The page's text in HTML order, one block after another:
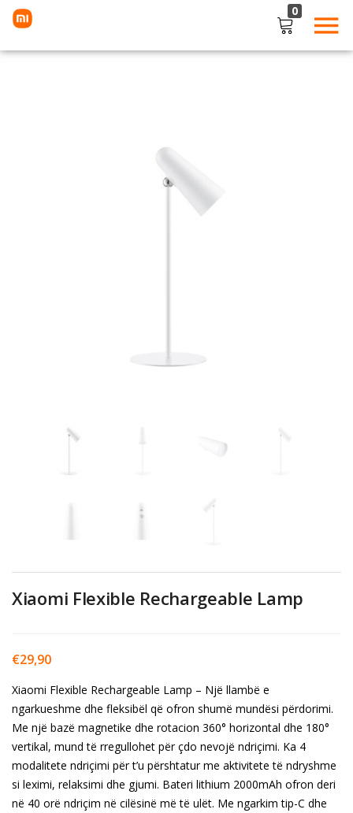
0
Xiaomi Flexible Rechargeable Lamp
€29,90
Xiaomi Flexible Rechargeable Lamp – Një llambë e
ngarkueshme dhe fleksibël që ofron shumë mundësi përdorimi.
Me një bazë magnetike dhe rotacion 360° horizontal dhe 180°
vertikal, mund të rregullohet për çdo nevojë ndriçimi. Ka 4
modalitete ndriçimi për t’u përshtatur me aktivitete të ndryshme
si leximi, relaksimi dhe gjumi. Bateri lithium 2000mAh ofron deri
në 40 orë ndriçim në cilësinë më të ulët. Me ngarkim tip-C dhe